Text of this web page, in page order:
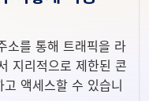
를 통해 트래픽을 라
지리적으로 제한된 콘
액세스할 수 있습니